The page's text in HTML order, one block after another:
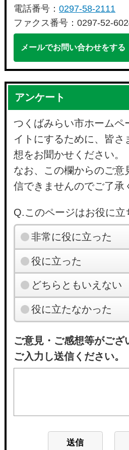
電話番号：0297-58-2111
ファクス番号：0297-52-
メールでお問い合わせをする
アンケート
つくばみらい市ホームペ
イトにするために、皆さ
想をお聞かせください。
なお、この欄からのご意
信できませんのでご了承
Q.このページはお役に立
非常に役に立った
役に立った
どちらともいえない
役に立たなかった
ご意見・ご感想等がござ
ご入力し送信ください。